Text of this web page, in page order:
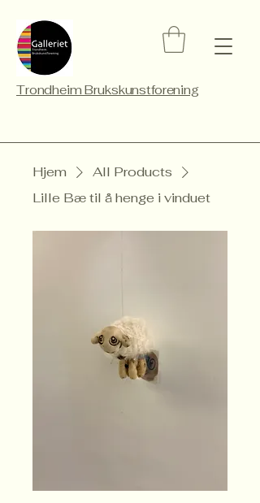
Trondheim Brukskunstforening
Hjem
All Products
Lille Bæ til å henge i vinduet